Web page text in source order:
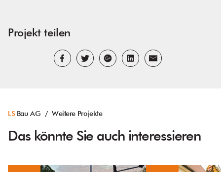
Projekt teilen
LSBau AG / Weitere Projekte
Das könnte Sie auch interessieren